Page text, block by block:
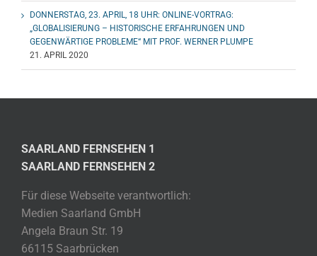
DONNERSTAG, 23. APRIL, 18 UHR: ONLINE-VORTRAG:
„GLOBALISIERUNG – HISTORISCHE ERFAHRUNGEN UND
GEGENWÄRTIGE PROBLEME“ MIT PROF. WERNER PLUMPE
21. APRIL 2020
SAARLAND FERNSEHEN 1
SAARLAND FERNSEHEN 2
Für diese Webseite verantwortlich:
Medien Saarland GmbH
Angela Braun Str. 19
66115 Saarbrücken